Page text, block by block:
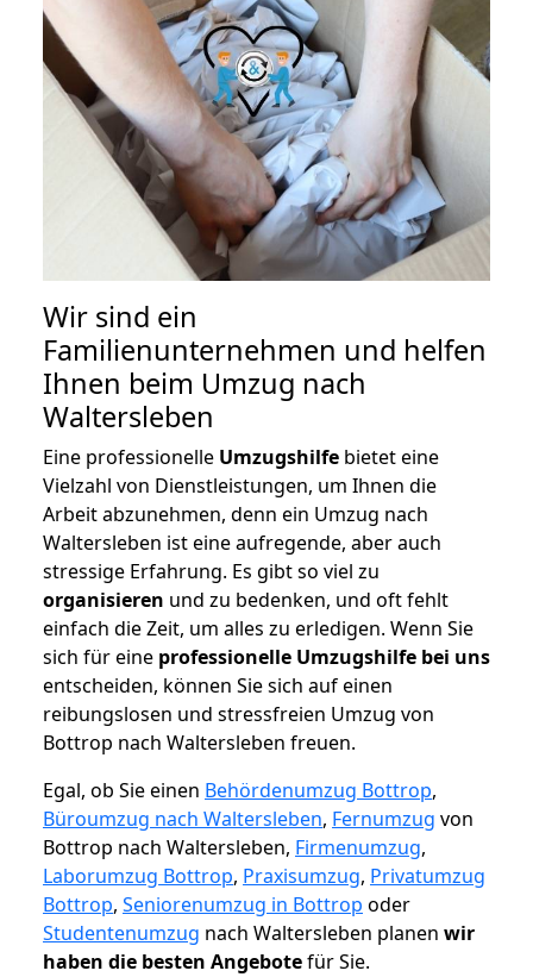
Wir sind ein
Familienunternehmen und helfen
Ihnen beim Umzug nach
Waltersleben
Eine professionelle Umzugshilfe bietet eine
Vielzahl von Dienstleistungen, um Ihnen die
Arbeit abzunehmen, denn ein Umzug nach
Waltersleben ist eine aufregende, aber auch
stressige Erfahrung. Es gibt so viel zu
organisieren und zu bedenken, und oft fehlt
einfach die Zeit, um alles zu erledigen. Wenn Sie
sich für eine professionelle Umzugshilfe bei uns
entscheiden, können Sie sich auf einen
reibungslosen und stressfreien Umzug von
Bottrop nach Waltersleben freuen.
Egal, ob Sie einen Behördenumzug Bottrop,
Büroumzug nach Waltersleben, Fernumzug von
Bottrop nach Waltersleben, Firmenumzug,
Laborumzug Bottrop, Praxisumzug, Privatumzug
Bottrop, Seniorenumzug in Bottrop oder
Studentenumzug nach Waltersleben planen wir
haben die besten Angebotefür Sie.